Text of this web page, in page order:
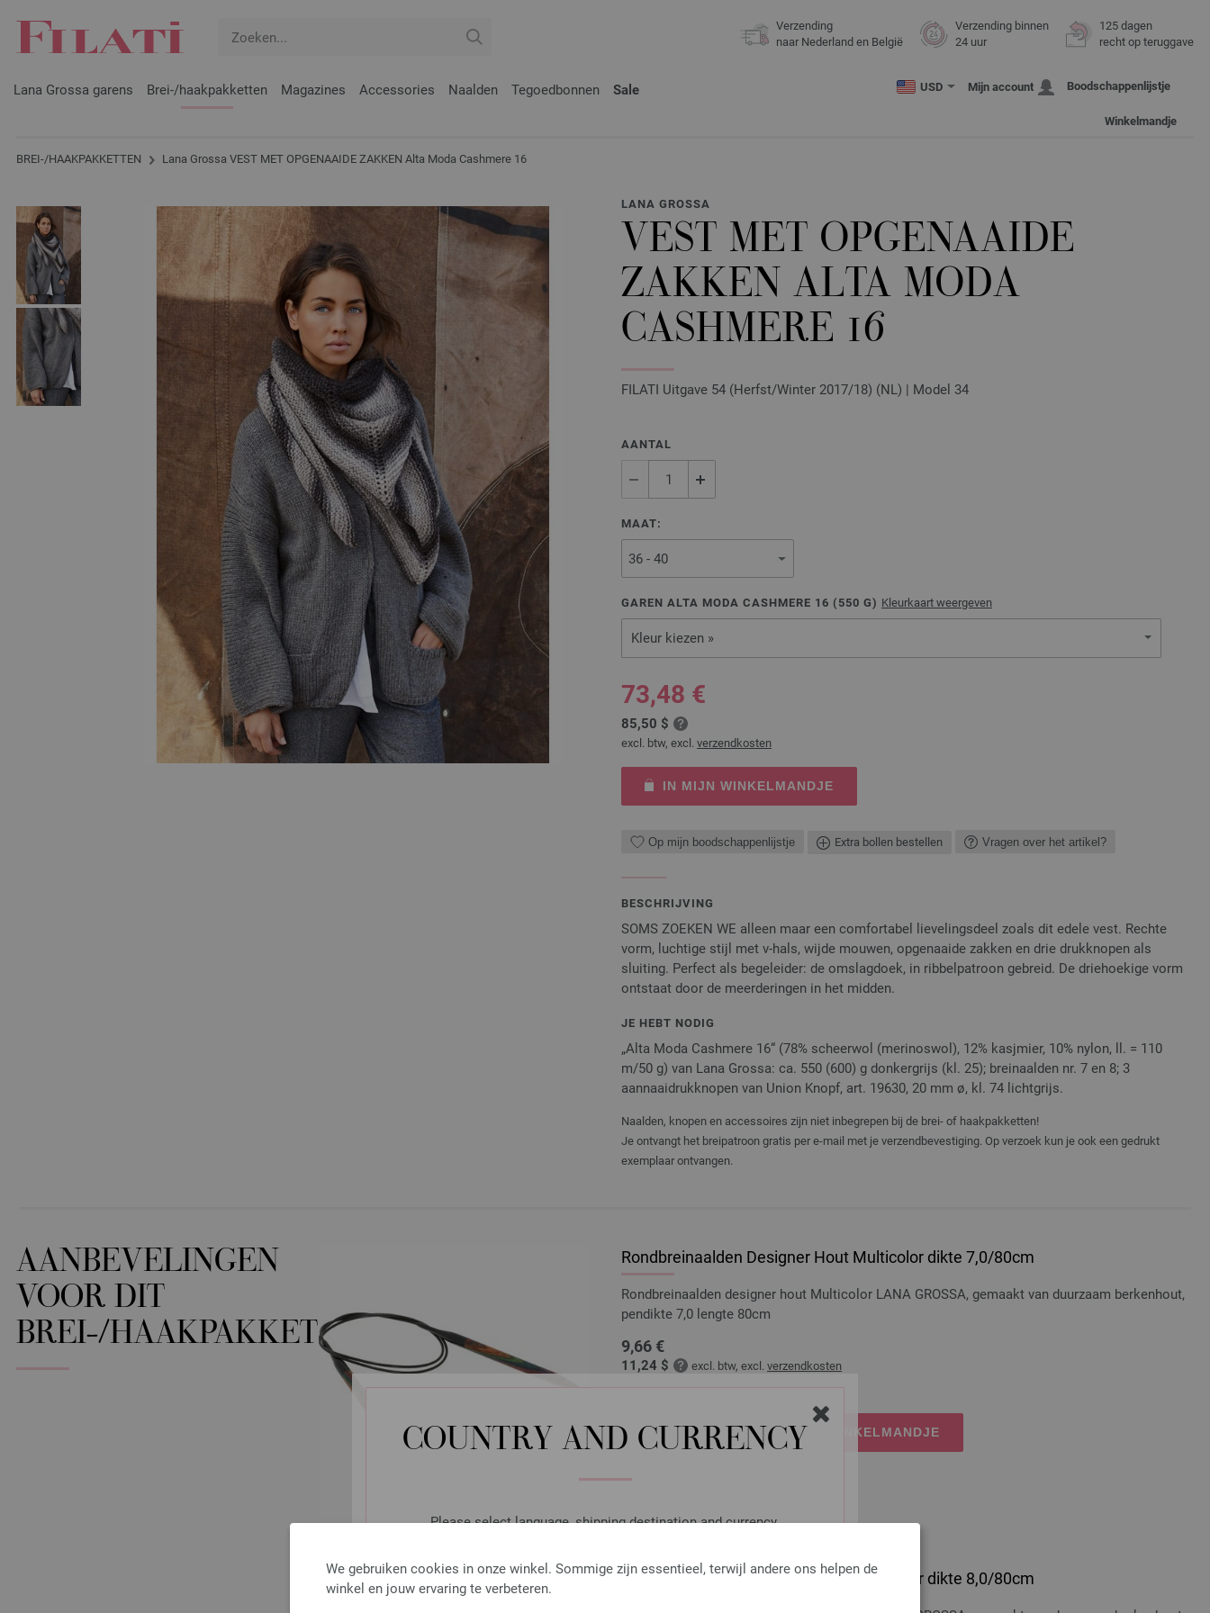
COUNTRY AND CURRENCY
Please select language, shipping destination and currency.
We gebruiken cookies in onze winkel. Sommige zijn essentieel, terwijl andere ons helpen de
winkel en jouw ervaring te verbeteren.
Verzending
naar Nederland en België
Verzending binnen
24 uur
125 dagen
recht op teruggave
Lana Grossa garens Brei-/haakpakketten Magazines Accessories Naalden Tegoedbonnen Sale USD Mijn account Boodschappenlijstje
Winkelmandje
BREI-/HAAKPAKKETTEN Lana Grossa VEST MET OPGENAAIDE ZAKKEN Alta Moda Cashmere 16
LANA GROSSA
VEST MET OPGENAAIDE
ZAKKEN ALTA MODA
CASHMERE 16
FILATI Uitgave 54 (Herfst/Winter 2017/18) (NL) | Model 34
AANTAL
MAAT:
GAREN ALTA MODA CASHMERE 16 ( 550 G) Kleurkaart weergeven
Kleur kiezen »
73,48 €
85,50 $
excl. btw, excl. verzendkosten
IN MIJN WINKELMANDJE
Op mijn boodschappenlijstje Extra bollen bestellen Vragen over het artikel?
BESCHRIJVING
SOMS ZOEKEN WE alleen maar een comfortabel lievelingsdeel zoals dit edele vest. Rechte
vorm, luchtige stijl met v-hals, wijde mouwen, opgenaaide zakken en drie drukknopen als
sluiting. Perfect als begeleider: de omslagdoek, in ribbelpatroon gebreid. De driehoekige vorm
ontstaat door de meerderingen in het midden.
JE HEBT NODIG
„Alta Moda Cashmere 16“ (78% scheerwol (merinoswol), 12% kasjmier, 10% nylon, ll. = 110
m/50 g) van Lana Grossa: ca. 550 (600) g donkergrijs (kl. 25); breinaalden nr. 7 en 8; 3
aannaaidrukknopen van Union Knopf, art. 19630, 20 mm ø, kl. 74 lichtgrijs.
Naalden, knopen en accessoires zijn niet inbegrepen bij de brei- of haakpakketten!
Je ontvangt het breipatroon gratis per e-mail met je verzendbevestiging. Op verzoek kun je ook een gedrukt
exemplaar ontvangen.
AANBEVELINGEN
VOOR DIT
BREI-/HAAKPAKKET
Rondbreinaalden Designer Hout Multicolor dikte 7,0/80cm
Rondbreinaalden designer hout Multicolor LANA GROSSA, gemaakt van duurzaam berkenhout,
pendikte 7,0 lengte 80cm
9,66 €
11,24 $ excl. btw, excl. verzendkosten
IN MIJN WINKELMANDJE
Rondbreinaalden Designer Hout Multicolor dikte 8,0/80cm